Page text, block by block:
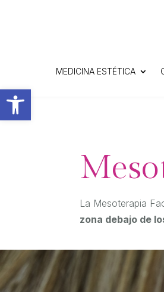
Abrir barra de herramientas
MEDICINA ESTÉTICA
La Mesoterapia
zona debajo de